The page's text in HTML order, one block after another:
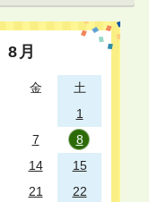
8 月
金
土
1
7
8
14
15
21
22